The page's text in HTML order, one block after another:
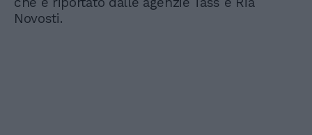
Novosti.